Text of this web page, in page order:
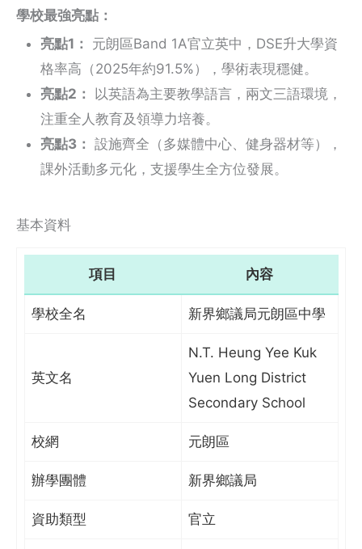
學校最強亮點：
亮點1：
元朗區Band 1A官立英中，DSE升大學資
格率高（2025年約91.5%），學術表現穩健。
亮點2：
以英語為主要教學語言，兩文三語環境，
注重全人教育及領導力培養。
亮點3： 設施齊全（多媒體中心、健身器材等），
課外活動多元化，支援學生全方位發展。
基本資料
項目 內容
學校全名 新界鄉議局元朗區中學
英文名
N.T. Heung Yee Kuk
Yuen Long District
Secondary School
校網 元朗區
辦學團體 新界鄉議局
資助類型 官立